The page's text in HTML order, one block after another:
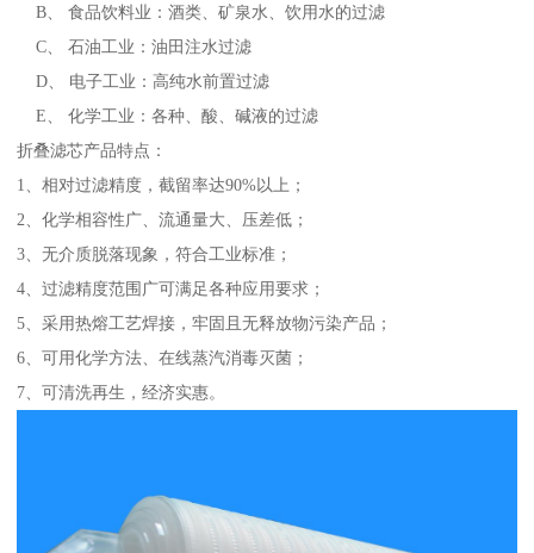
B、 食品饮料业：酒类、矿泉水、饮用水的过滤
C、 石油工业：油田注水过滤
D、 电子工业：高纯水前置过滤
E、 化学工业：各种、酸、碱液的过滤
折叠滤芯产品特点：
1、相对过滤精度，截留率达90%以上；
2、化学相容性广、流通量大、压差低；
3、无介质脱落现象，符合工业标准；
4、过滤精度范围广可满足各种应用要求；
5、采用热熔工艺焊接，牢固且无释放物污染产品；
6、可用化学方法、在线蒸汽消毒灭菌；
7、可清洗再生，经济实惠。